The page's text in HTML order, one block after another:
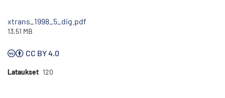
xtrans_1998_5_dig.pdf
13.51 MB
CC BY 4.0
Lataukset 120